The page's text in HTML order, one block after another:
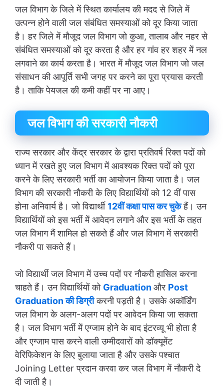
जल विभाग के जिले में स्थित कार्यालय की मदद से जिले में
उत्पन्न होने वाली जल संबंधित समस्याओं को दूर किया जाता
है। हर जिले में मौजूद जल विभाग जो कुआ, तालाब और नहर से
संबंधित समस्याओं को दूर करता है और हर गांव हर शहर में नल
लगवाने का कार्य करता है। भारत में मौजूद जल विभाग जो जल
संसाधन की आपूर्ति सभी जगह पर करने का पूरा प्रयास करती
है। ताकि पेयजल की कमी कहीं पर ना आए।
जल विभाग की सरकारी नौकरी
राज्य सरकार और केंद्र सरकार के द्वारा प्रतिवर्ष रिक्त पदों को
ध्यान में रखते हुए जल विभाग में आवश्यक रिक्त पदों को पूरा
करने के लिए सरकारी भर्ती का आयोजन किया जाता है। जल
विभाग की सरकारी नौकरी के लिए विद्यार्थियों को 12 वीं पास
होना अनिवार्य है। जो विद्यार्थी 12वीं कक्षा पास कर चुकेहैं। उन
विद्यार्थियों को इस भर्ती में आवेदन लगाने और इस भर्ती के तहत
जल विभाग मैं शामिल हो सकते हैं और जल विभाग में सरकारी
नौकरी पा सकते हैं।
जो विद्यार्थी जल विभाग में उच्च पदों पर नौकरी हासिल करना
चाहते हैं। उन विद्यार्थियों को Graduationऔर Post
Graduation की डिग्रीकरनी पड़ती है। उसके अकॉर्डिंग
जल विभाग के अलग-अलग पदों पर आवेदन किया जा सकता
है। जल विभाग भर्ती में एग्जाम होने के बाद इंटरव्यू भी होता है
और एग्जाम पास करने वाली उम्मीदवारों को डॉक्यूमेंट
वेरिफिकेशन के लिए बुलाया जाता है और उसके पश्चात
Joining Letter प्रदान करवा कर जल विभाग में नौकरी दे
दी जाती है।